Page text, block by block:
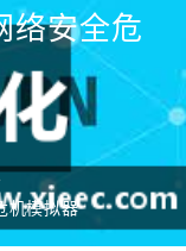
络安全危
机模拟器